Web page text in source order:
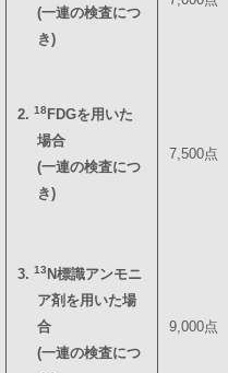
(一連の検査につ
き)
2. 18 FDGを用いた
場合
(一連の検査につ
き)
7,500点
3. 13 N標識アンモニ
ア剤を用いた場
合
(一連の検査につ
9,000点